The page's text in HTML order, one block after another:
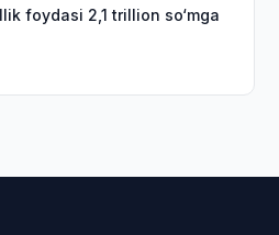
foydasi 2,1 trillion so‘mga